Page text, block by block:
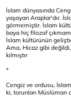
İslam dünyasında
yaşayan Araplar'dır.
görmemiştir. İslam
baya hiç filozof
İslam kültürünün
Ama, Hicaz gibi
kılmıştır
*
Cengiz ve ordusu,
ki, torunları Müslüman